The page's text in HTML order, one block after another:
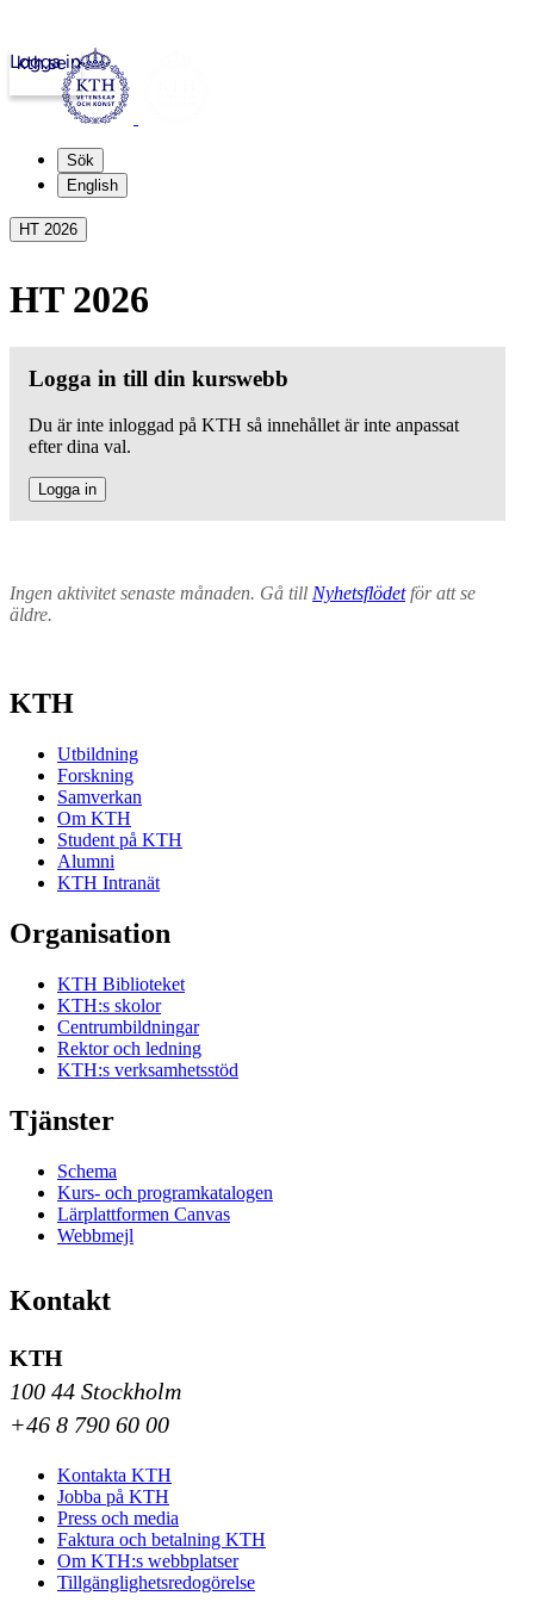
kth.se
Logga in
Sök
English
HT 2026
HT 2026
Logga in till din kurswebb
Du är inte inloggad på KTH så innehållet är inte anpassat
efter dina val.
Logga in
Ingen aktivitet senaste månaden. Gå till Nyhetsflödetför att se
äldre.
KTH
Utbildning
Forskning
Samverkan
Om KTH
Student på KTH
Alumni
KTH Intranät
Organisation
KTH Biblioteket
KTH:s skolor
Centrumbildningar
Rektor och ledning
KTH:s verksamhetsstöd
Tjänster
Schema
Kurs- och programkatalogen
Lärplattformen Canvas
Webbmejl
Kontakt
KTH
100 44 Stockholm
+46 8 790 60 00
Kontakta KTH
Jobba på KTH
Press och media
Faktura och betalning KTH
Om KTH:s webbplatser
Tillgänglighetsredogörelse